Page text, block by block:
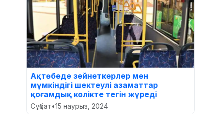
Ақтөбеде зейнеткерлер мен
мүмкіндігі шектеулі азаматтар
қоғамдық көлікте тегін жүреді
Сұқбат•15 наурыз, 2024